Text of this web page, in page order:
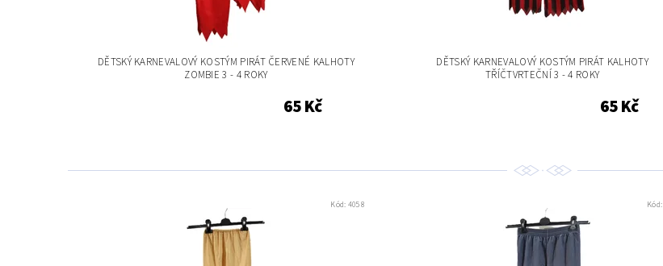
DĚTSKÝ KARNEVALOVÝ KOSTÝM PIRÁT ČERVENÉ KALHOTY
ZOMBIE 3 - 4 ROKY
65 Kč
DĚTSKÝ KARNEVALOVÝ KOSTÝM PIRÁT KALHOTY
TŘÍČTVRTEČNÍ 3 - 4 ROKY
65 Kč
Kód: 4058 Kód: